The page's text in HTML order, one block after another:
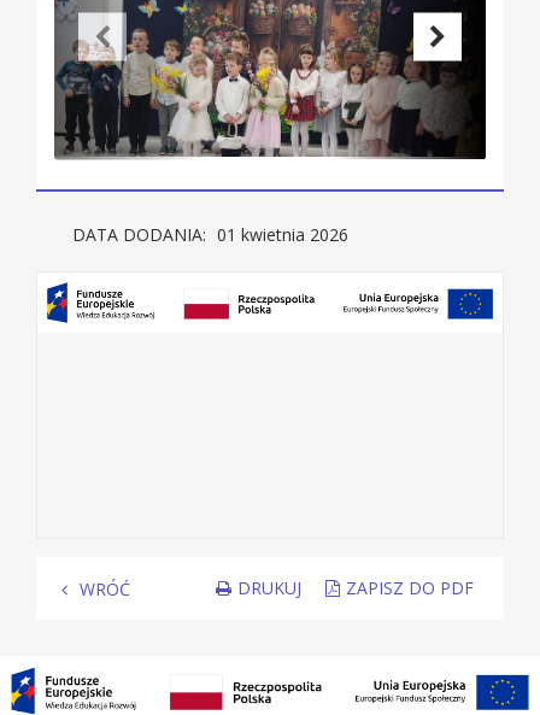
DATA DODANIA: 01 kwietnia 2026
WRÓĆ DRUKUJ ZAPISZ DO PDF